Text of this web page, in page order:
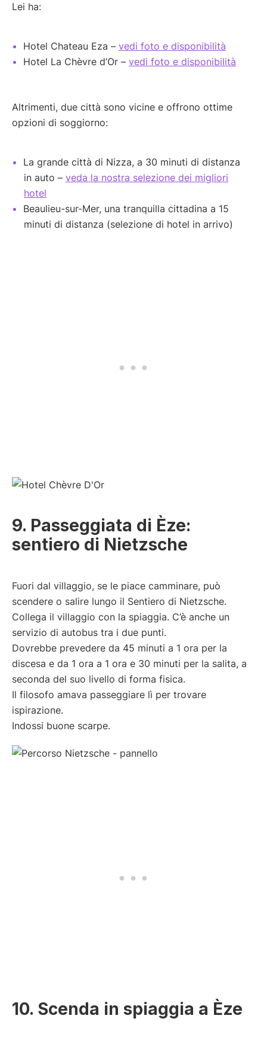
Lei ha:
Hotel Chateau Eza – vedi foto e disponibilità
Hotel La Chèvre d’Or – vedi foto e disponibilità
Altrimenti, due città sono vicine e offrono ottime
opzioni di soggiorno:
La grande città di Nizza, a 30 minuti di distanza
in auto – veda la nostra selezione dei migliori
hotel
Beaulieu-sur-Mer, una tranquilla cittadina a 15
minuti di distanza (selezione di hotel in arrivo)
9. Passeggiata di Èze:
sentiero di Nietzsche
Fuori dal villaggio, se le piace camminare, può
scendere o salire lungo il Sentiero di Nietzsche.
Collega il villaggio con la spiaggia. C’è anche un
servizio di autobus tra i due punti.
Dovrebbe prevedere da 45 minuti a 1 ora per la
discesa e da 1 ora a 1 ora e 30 minuti per la salita, a
seconda del suo livello di forma fisica.
Il filosofo amava passeggiare lì per trovare
ispirazione.
Indossi buone scarpe.
10. Scenda in spiaggia a Èze